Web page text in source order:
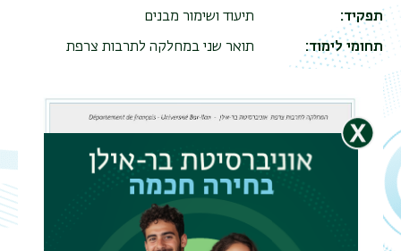
תפקיד תיעוד ושימור מבנים
תחומי לימוד תואר שני במחלקה לתרבות צרפת